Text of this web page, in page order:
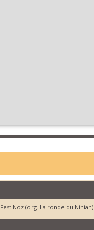
Fest Noz (org. La ronde du Ninian)